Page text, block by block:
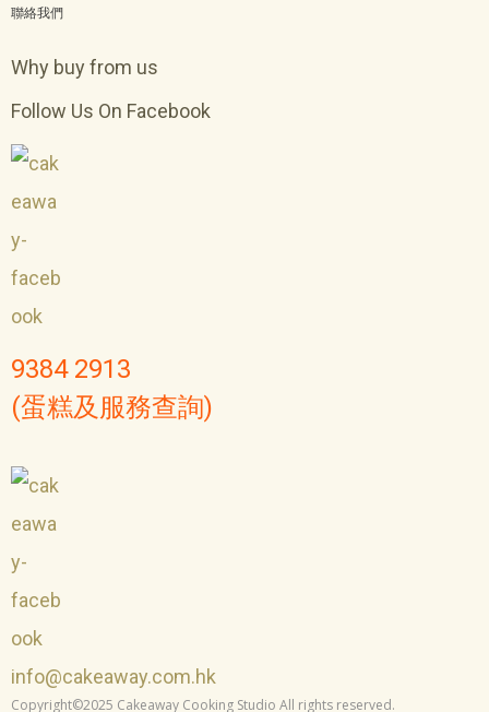
聯絡我們
Why buy from us
Follow Us On Facebook
9384 2913
(蛋糕及服務查詢)
info@cakeaway.com.hk
Copyright©2025 Cakeaway Cooking Studio All rights reserved.